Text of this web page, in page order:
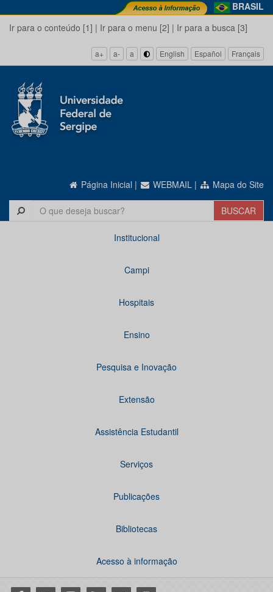
BRASIL
Ir para o conteúdo [1] | Ir para o menu [2] | Ir para a busca [3]
a+ a- a English Español Français
Página Inicial | WEBMAIL | Mapa do Site
Institucional
Campi
Hospitais
Ensino
Pesquisa e Inovação
Extensão
Assistência Estudantil
Serviços
Publicações
Bibliotecas
Acesso à informação